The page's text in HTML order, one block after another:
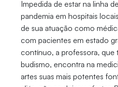
Impedida de estar na linha
pandemia em hospitais
de sua atuação como
com pacientes em estado
contínuo, a professora, que
budismo, encontra na
artes suas mais potentes